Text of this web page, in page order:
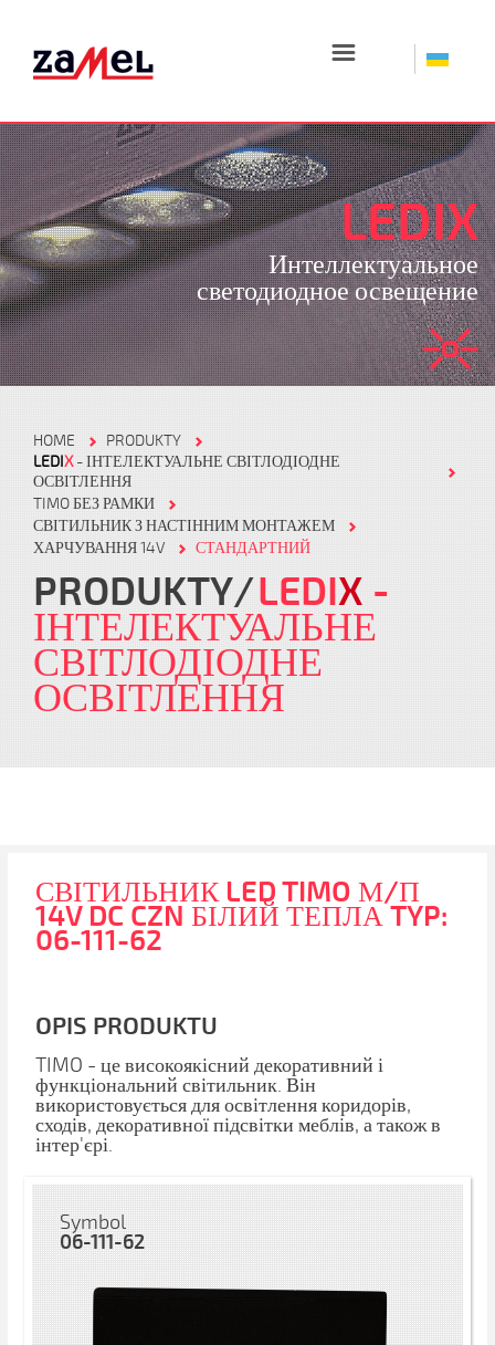
☰
LEDIX
Интеллектуальное
светодиодное освещение
HOME
PRODUKTY
LEDIX- ІНТЕЛЕКТУАЛЬНЕ СВІТЛОДІОДНЕ
ОСВІТЛЕННЯ
TIMO БЕЗ РАМКИ
СВІТИЛЬНИК З НАСТІННИМ МОНТАЖЕМ
ХАРЧУВАННЯ 14V
СТАНДАРТНИЙ
PRODUKTY LEDIX -
ІНТЕЛЕКТУАЛЬНЕ
СВІТЛОДІОДНЕ
ОСВІТЛЕННЯ
СВІТИЛЬНИК LED TIMO М/П
14V DC CZN БІЛИЙ ТЕПЛА TYP:
06-111-62
OPIS PRODUKTU
TIMO - це високоякісний декоративний і
функціональний світильник. Він
використовується для освітлення коридорів,
сходів, декоративної підсвітки меблів, а також в
інтер'єрі.
Symbol
06-111-62